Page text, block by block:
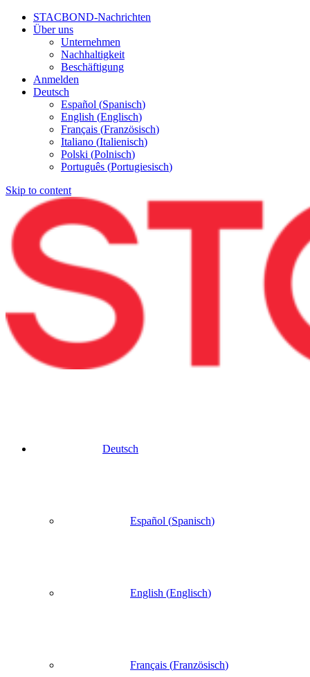
STACBOND-Nachrichten
Über uns
Unternehmen
Nachhaltigkeit
Beschäftigung
Anmelden
Deutsch
Español (Spanisch)
English (Englisch)
Français (Französisch)
Italiano (Italienisch)
Polski (Polnisch)
Português (Portugiesisch)
Skip to content
Deutsch
Español (Spanisch)
English (Englisch)
Français (Französisch)